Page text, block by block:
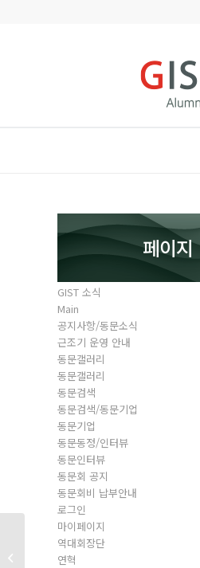
페이지
GIST 소식
Main
공지사항/동문소식
근조기 운영 안내
동문갤러리
동문갤러리
동문검색
동문검색/동문기업
동문기업
동문동정/인터뷰
동문인터뷰
동문회 공지
동문회비 납부안내
로그인
마이페이지
역대회장단
연혁
동문회원